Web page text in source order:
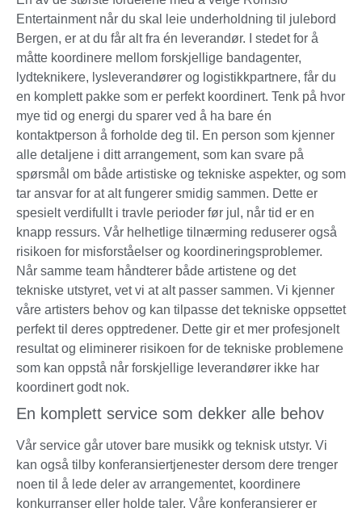
Entertainment når du skal leie underholdning til julebord
Bergen, er at du får alt fra én leverandør. I stedet for å
måtte koordinere mellom forskjellige bandagenter,
lydteknikere, lysleverandører og logistikkpartnere, får du
en komplett pakke som er perfekt koordinert. Tenk på hvor
mye tid og energi du sparer ved å ha bare én
kontaktperson å forholde deg til. En person som kjenner
alle detaljene i ditt arrangement, som kan svare på
spørsmål om både artistiske og tekniske aspekter, og som
tar ansvar for at alt fungerer smidig sammen. Dette er
spesielt verdifullt i travle perioder før jul, når tid er en
knapp ressurs. Vår helhetlige tilnærming reduserer også
risikoen for misforståelser og koordineringsproblemer.
Når samme team håndterer både artistene og det
tekniske utstyret, vet vi at alt passer sammen. Vi kjenner
våre artisters behov og kan tilpasse det tekniske oppsettet
perfekt til deres opptredener. Dette gir et mer profesjonelt
resultat og eliminerer risikoen for de tekniske problemene
som kan oppstå når forskjellige leverandører ikke har
koordinert godt nok.
En komplett service som dekker alle behov
Vår service går utover bare musikk og teknisk utstyr. Vi
kan også tilby konferansiertjenester dersom dere trenger
noen til å lede deler av arrangementet, koordinere
konkurranser eller holde taler. Våre konferansierer er